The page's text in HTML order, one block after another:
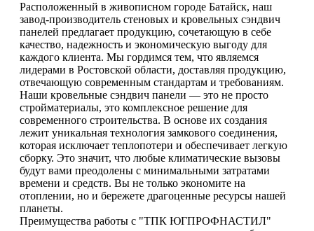
Расположенный в живописном городе Батайск, наш
завод-производитель стеновых и кровельных сэндвич
панелей предлагает продукцию, сочетающую в себе
качество, надежность и экономическую выгоду для
каждого клиента. Мы гордимся тем, что являемся
лидерами в Ростовской области, доставляя продукцию,
отвечающую современным стандартам и требованиям.
Наши кровельные сэндвич панели — это не просто
стройматериалы, это комплексное решение для
современного строительства. В основе их создания
лежит уникальная технология замкового соединения,
которая исключает теплопотери и обеспечивает легкую
сборку. Это значит, что любые климатические вызовы
будут вами преодолены с минимальными затратами
времени и средств. Вы не только экономите на
отоплении, но и бережете драгоценные ресурсы нашей
планеты.
Преимущества работы с "ТПК ЮГПРОФНАСТИЛ"